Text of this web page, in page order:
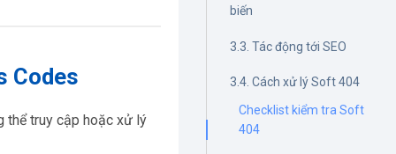
Codes
thể truy cập hoặc xử lý
biến
3.3. Tác động tới SEO
3.4. Cách xử lý Soft 404
Checklist kiểm tra Soft
404